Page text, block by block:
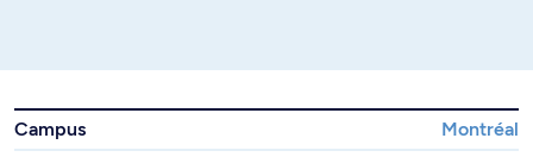
Campus
Montréal